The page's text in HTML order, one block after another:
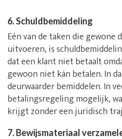
6. Schuldbemiddeling
Eén van de taken die gewone
uitvoeren, is
dat een klant niet betaalt
gewoon niet kán betalen. In
deurwaarder bemiddelen. In
betalingsregeling mogelijk,
krijgt zonder een juridisch
7. Bewijsmateriaal